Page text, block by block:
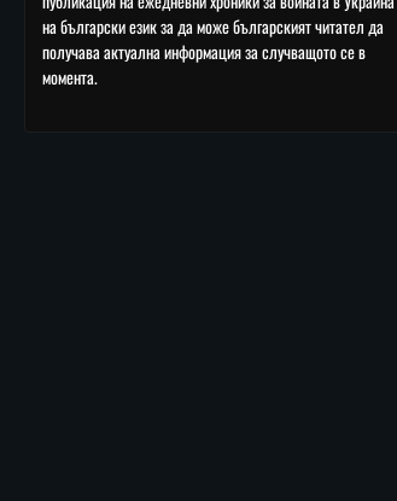
на български език за да може българският читател да
получава актуална информация за случващото се в
момента.